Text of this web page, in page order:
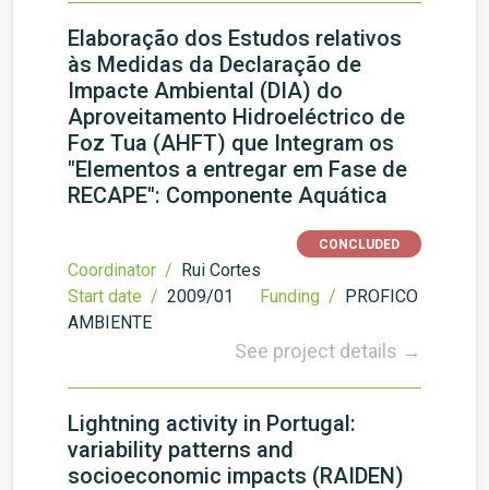
Elaboração dos Estudos relativos
às Medidas da Declaração de
Impacte Ambiental (DIA) do
Aproveitamento Hidroeléctrico de
Foz Tua (AHFT) que Integram os
"Elementos a entregar em Fase de
RECAPE": Componente Aquática
CONCLUDED
Coordinator / Rui Cortes
Start date / 2009/01 Funding / PROFICO
AMBIENTE
See project details →
Lightning activity in Portugal:
variability patterns and
socioeconomic impacts (RAIDEN)